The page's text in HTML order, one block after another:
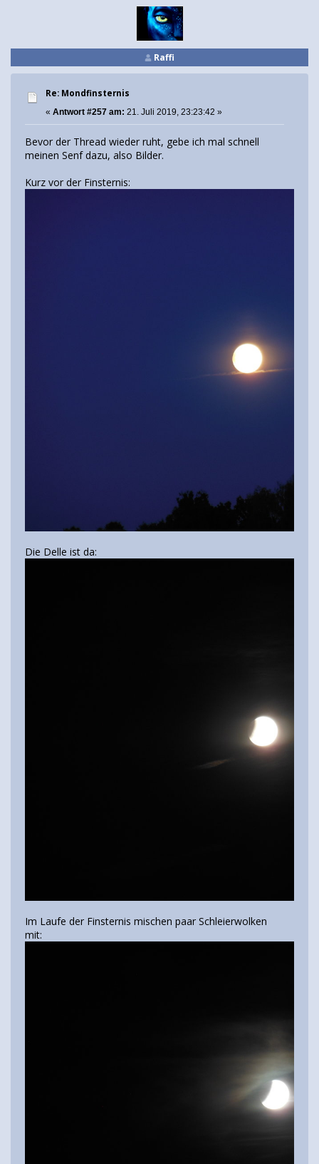
Raffi
Re: Mondfinsternis
« Antwort #257 am: 21. Juli 2019, 23:23:42 »
Bevor der Thread wieder ruht, gebe ich mal schnell
meinen Senf dazu, also Bilder.
Kurz vor der Finsternis:
Die Delle ist da:
Im Laufe der Finsternis mischen paar Schleierwolken
mit: